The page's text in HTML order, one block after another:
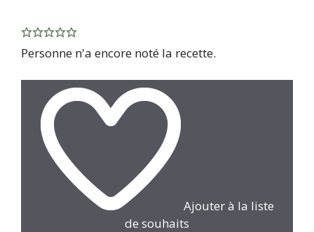
Personne n'a encore noté la recette.
de souhaits